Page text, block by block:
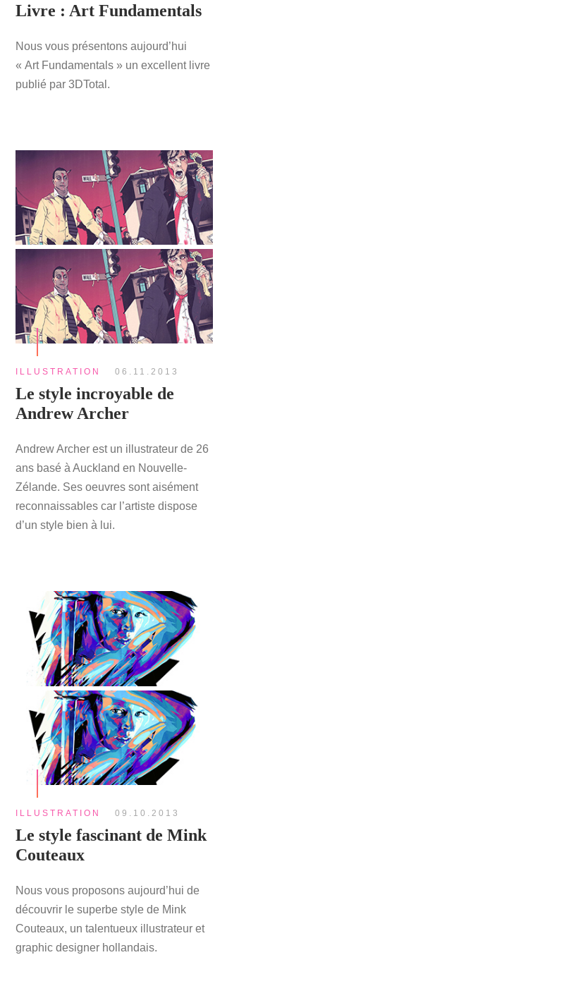
Livre : Art Fundamentals
Nous vous présentons aujourd’hui
« Art Fundamentals » un excellent livre
publié par 3DTotal.
ILLUSTRATION 06.11.2013
Le style incroyable de
Andrew Archer
Andrew Archer est un illustrateur de 26
ans basé à Auckland en Nouvelle-
Zélande. Ses oeuvres sont aisément
reconnaissables car l’artiste dispose
d’un style bien à lui.
ILLUSTRATION 09.10.2013
Le style fascinant de Mink
Couteaux
Nous vous proposons aujourd’hui de
découvrir le superbe style de Mink
Couteaux, un talentueux illustrateur et
graphic designer hollandais.